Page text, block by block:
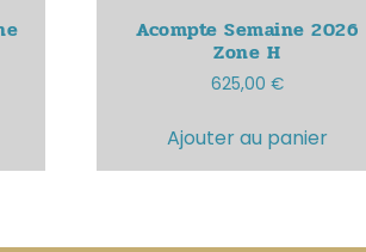
Acompte Semaine 2026
Zone H
625,00 €
Ajouter au panier